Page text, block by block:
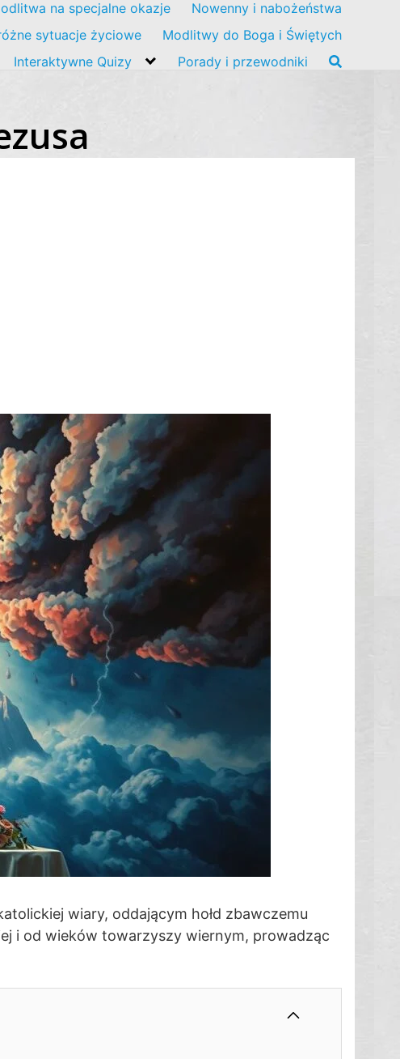
na specjalne okazje
Nowenny i nabożeństwa
sytuacje życiowe
Modlitwy do Boga i Świętych
Interaktywne Quizy Porady i przewodniki
wiary, oddającym hołd zbawczemu
i od wieków towarzyszy wiernym, prowadząc